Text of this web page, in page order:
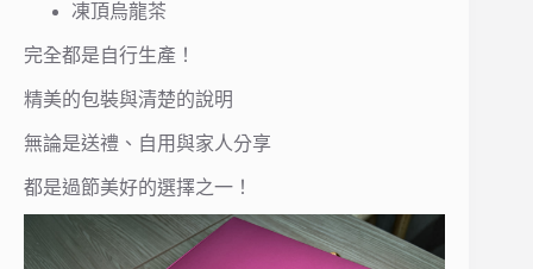
凍頂烏龍茶
完全都是自行生產！
精美的包裝與清楚的說明
無論是送禮、自用與家人分享
都是過節美好的選擇之一！